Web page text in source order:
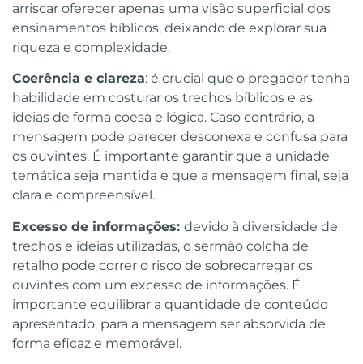
arriscar oferecer apenas uma visão superficial dos
ensinamentos bíblicos, deixando de explorar sua
riqueza e complexidade.
Coerência e clareza: é crucial que o pregador tenha
habilidade em costurar os trechos bíblicos e as
ideias de forma coesa e lógica. Caso contrário, a
mensagem pode parecer desconexa e confusa para
os ouvintes. É importante garantir que a unidade
temática seja mantida e que a mensagem final, seja
clara e compreensível.
Excesso de informações: devido à diversidade de
trechos e ideias utilizadas, o sermão colcha de
retalho pode correr o risco de sobrecarregar os
ouvintes com um excesso de informações. É
importante equilibrar a quantidade de conteúdo
apresentado, para a mensagem ser absorvida de
forma eficaz e memorável.